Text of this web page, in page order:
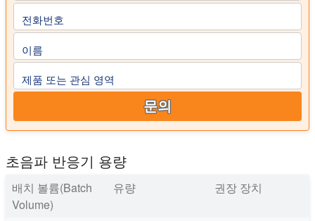
전화번호
이름
제품 또는 관심 영역
문의
초음파 반응기 용량
배치 볼륨(Batch
Volume)
유량 권장 장치